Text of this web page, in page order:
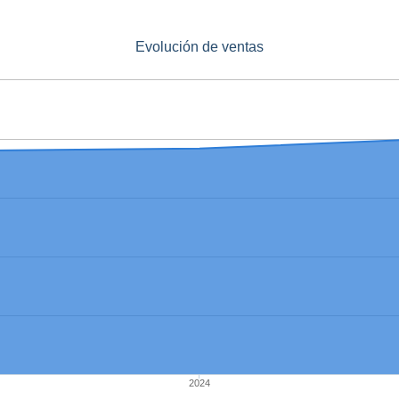
Evolución de ventas
2024